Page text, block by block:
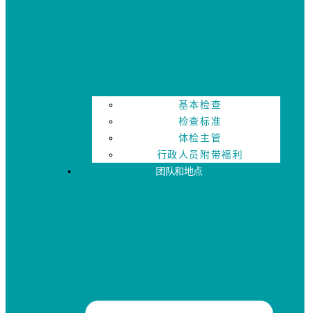
基本检查
检查标准
体检主管
行政人员附带福利
团队和地点